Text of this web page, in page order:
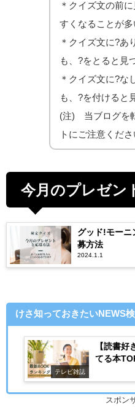
＊クイズ文の前
すくなることが多
＊クイズ文に?あ
も、?をとると見
＊クイズ文に?な
も、?を付けると
(注) 当ブログを
トにご注意くださ
今月のプレゼン
グッド!モー
募方法
2024.1.1
けさ知っておきたいNEWS
テレビ雑誌
【読書好
てる本
スポン